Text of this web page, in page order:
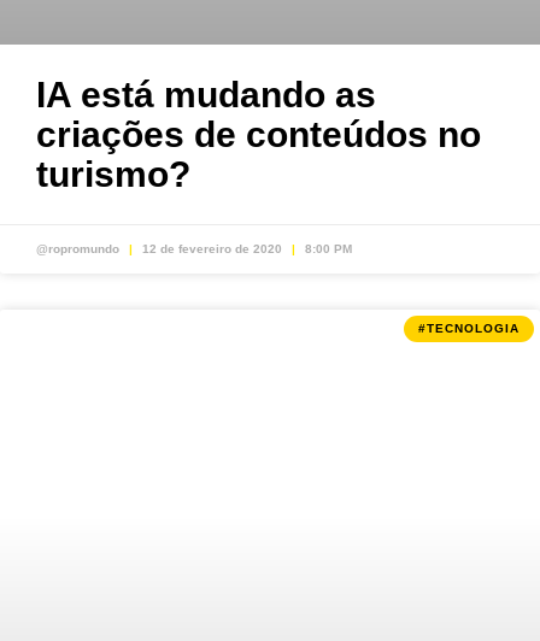
IA está mudando as
criações de conteúdos no
turismo?
@ropromundo 12 de fevereiro de 2020 8:00 PM
#TECNOLOGIA